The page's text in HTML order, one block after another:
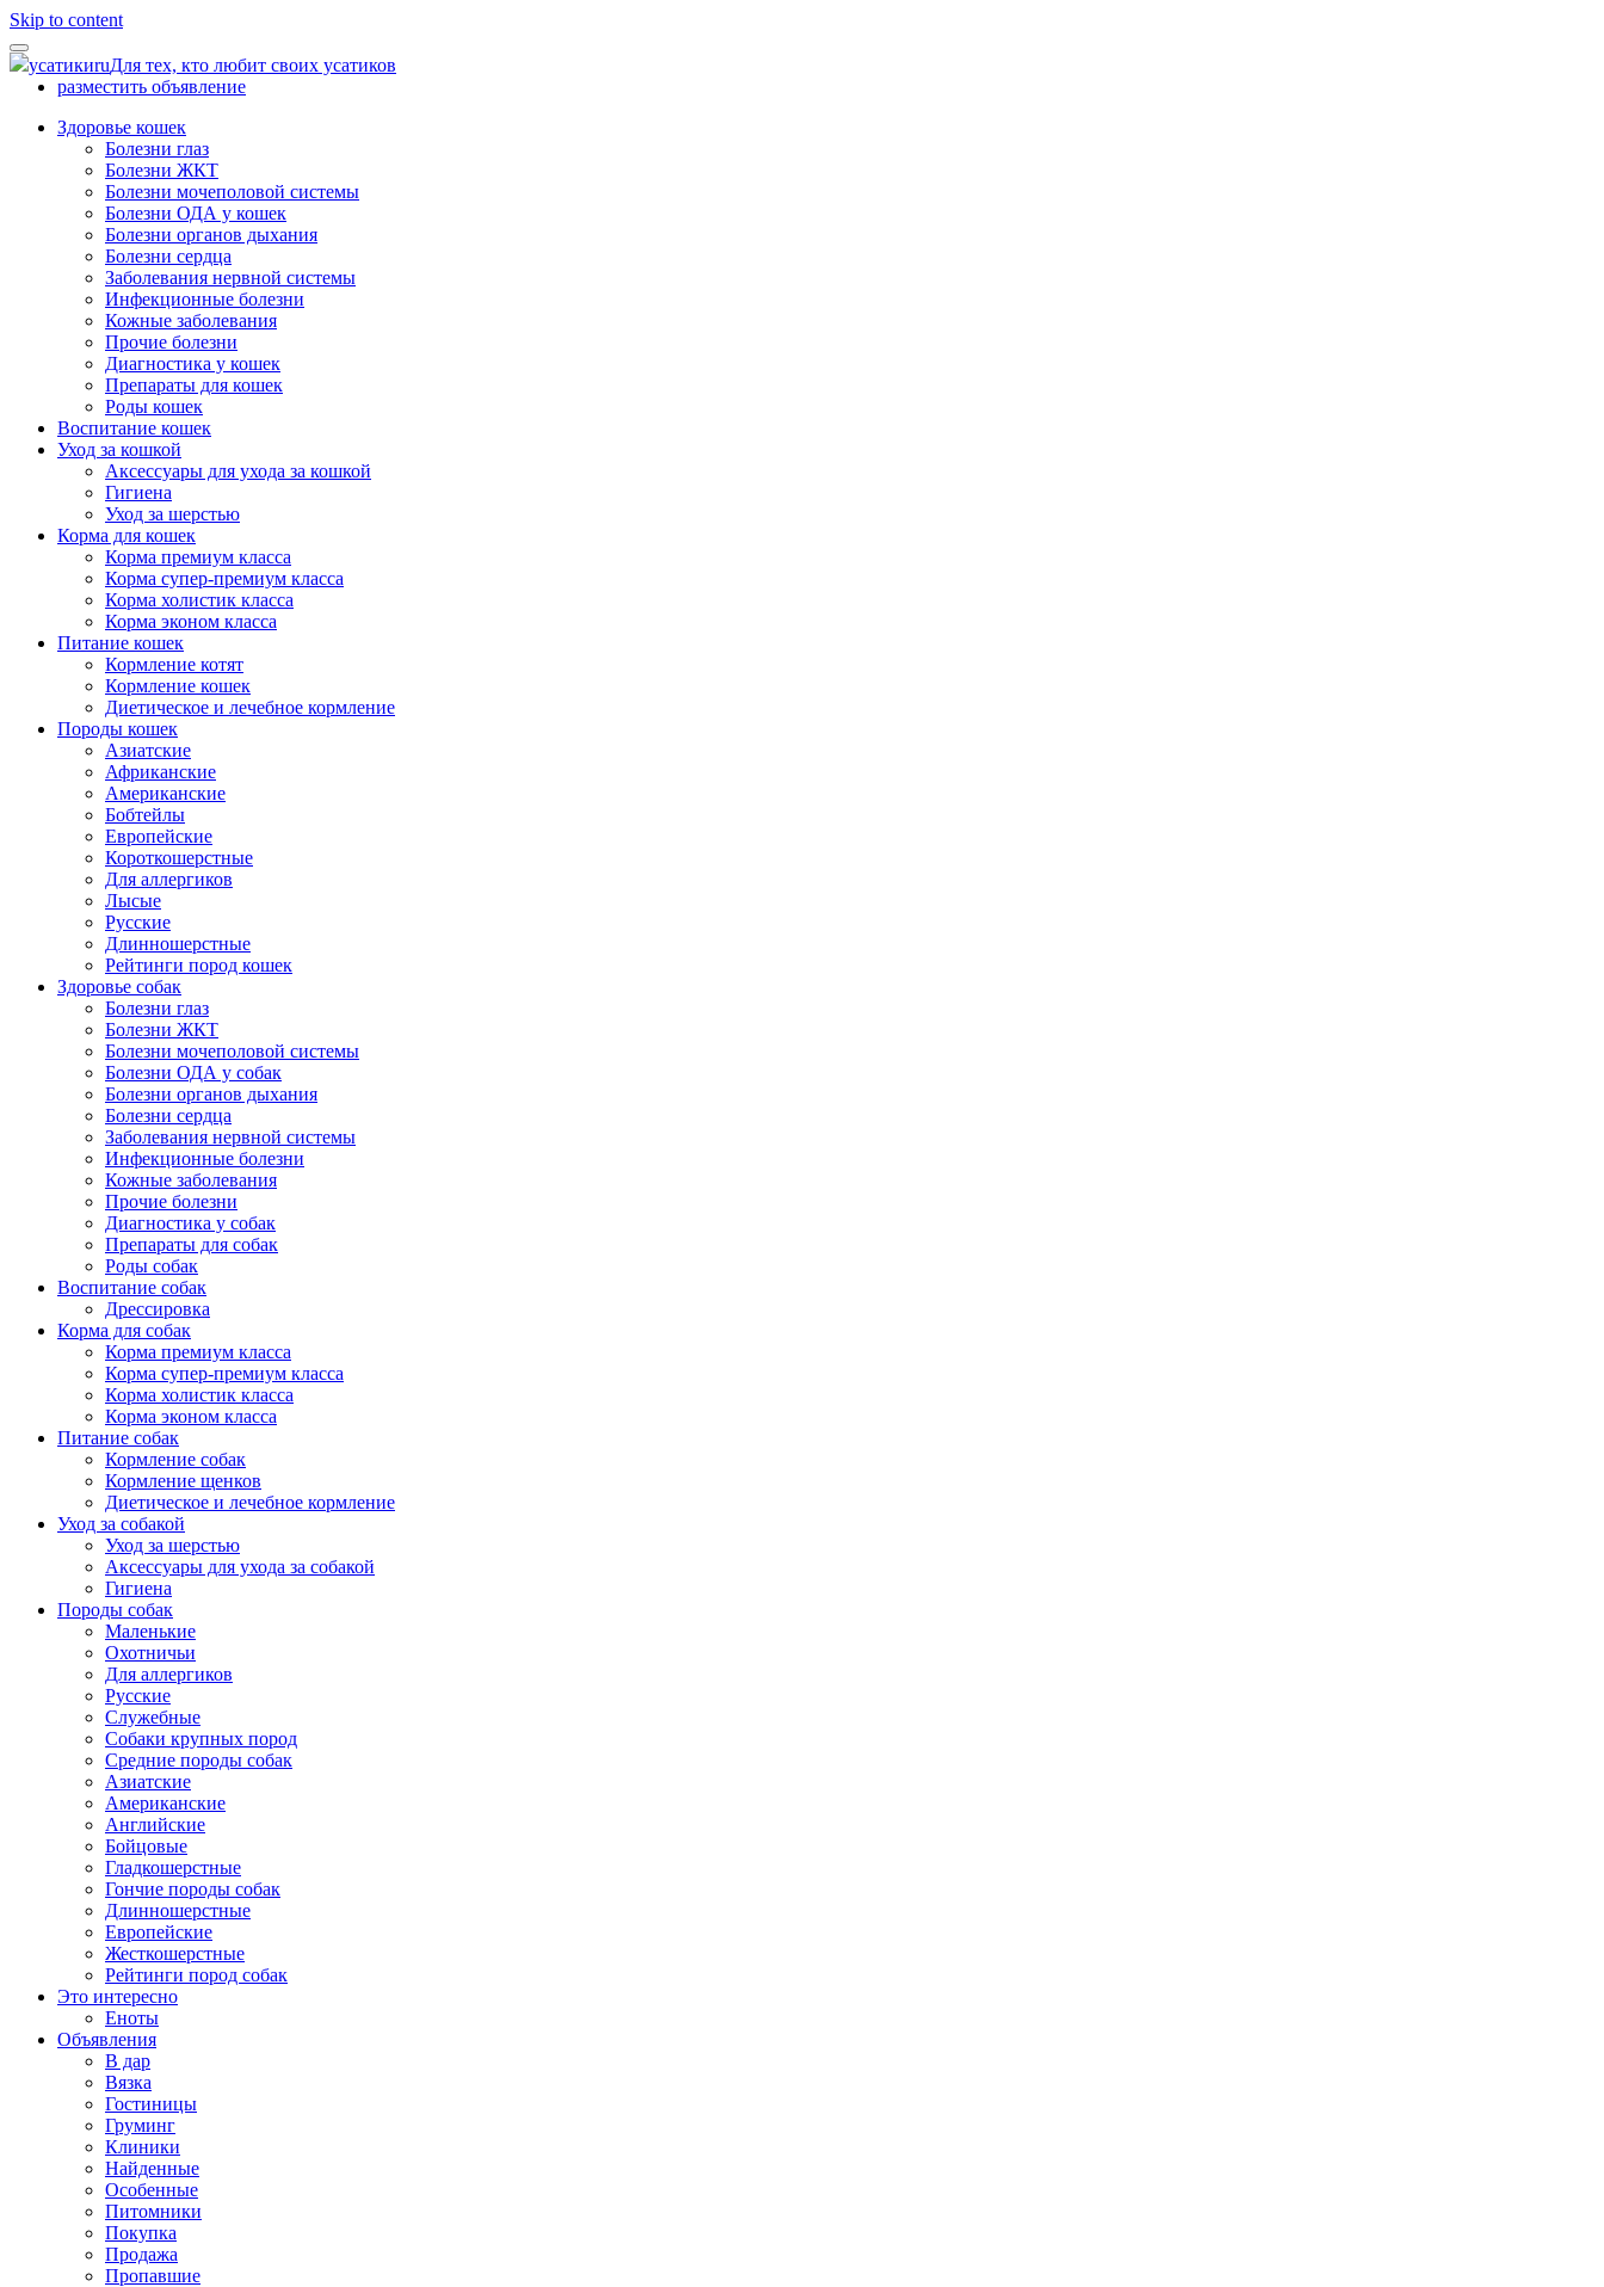
Skip to content
усатикиruДля тех, кто любит своих усатиков
разместить объявление
Здоровье кошек
Болезни глаз
Болезни ЖКТ
Болезни мочеполовой системы
Болезни ОДА у кошек
Болезни органов дыхания
Болезни сердца
Заболевания нервной системы
Инфекционные болезни
Кожные заболевания
Прочие болезни
Диагностика у кошек
Препараты для кошек
Роды кошек
Воспитание кошек
Уход за кошкой
Аксессуары для ухода за кошкой
Гигиена
Уход за шерстью
Корма для кошек
Корма премиум класса
Корма супер-премиум класса
Корма холистик класса
Корма эконом класса
Питание кошек
Кормление котят
Кормление кошек
Диетическое и лечебное кормление
Породы кошек
Азиатские
Африканские
Американские
Бобтейлы
Европейские
Короткошерстные
Для аллергиков
Лысые
Русские
Длинношерстные
Рейтинги пород кошек
Здоровье собак
Болезни глаз
Болезни ЖКТ
Болезни мочеполовой системы
Болезни ОДА у собак
Болезни органов дыхания
Болезни сердца
Заболевания нервной системы
Инфекционные болезни
Кожные заболевания
Прочие болезни
Диагностика у собак
Препараты для собак
Роды собак
Воспитание собак
Дрессировка
Корма для собак
Корма премиум класса
Корма супер-премиум класса
Корма холистик класса
Корма эконом класса
Питание собак
Кормление собак
Кормление щенков
Диетическое и лечебное кормление
Уход за собакой
Уход за шерстью
Аксессуары для ухода за собакой
Гигиена
Породы собак
Маленькие
Охотничьи
Для аллергиков
Русские
Служебные
Собаки крупных пород
Средние породы собак
Азиатские
Американские
Английские
Бойцовые
Гладкошерстные
Гончие породы собак
Длинношерстные
Европейские
Жесткошерстные
Рейтинги пород собак
Это интересно
Еноты
Объявления
В дар
Вязка
Гостиницы
Груминг
Клиники
Найденные
Особенные
Питомники
Покупка
Продажа
Пропавшие